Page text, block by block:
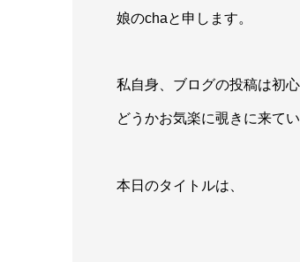
娘のchaと申します。
私自身、ブログの投稿は初
どうかお気楽に覗きに来て
本日のタイトルは、